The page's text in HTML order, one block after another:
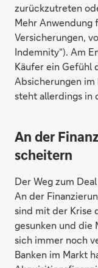
zurückzutreten
Mehr Anwendung
Versicherungen,
Indemnity“). Am
Käufer ein Gefühl
Absicherungen
steht allerdings in
An der
scheitern
Der Weg zum
An der
sind mit der Krise
gesunken und die
sich immer noch
Banken im Markt